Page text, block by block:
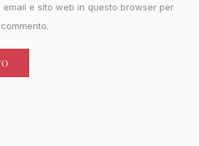
email e sito web in questo browser per